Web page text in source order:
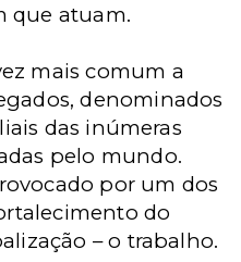
que atuam.
mais comum a
denominados
das inúmeras
pelo mundo.
por um dos
do
– o trabalho.